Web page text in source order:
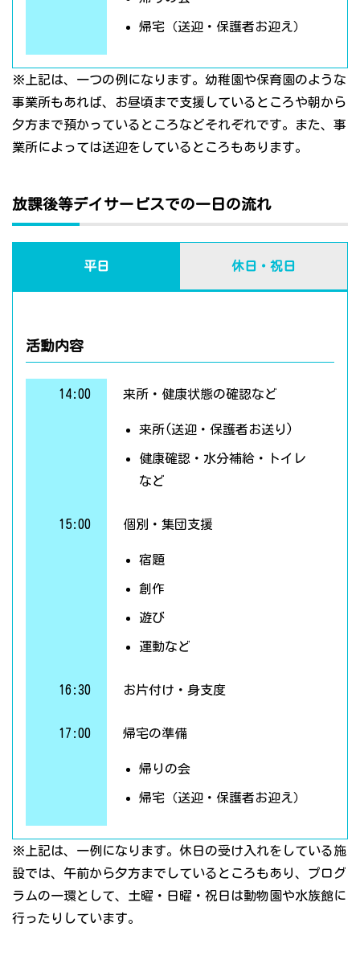
帰宅（送迎・保護者お迎え）
※上記は、一つの例になります。幼稚園や保育園のような
事業所もあれば、お昼頃まで支援しているところや朝から
夕方まで預かっているところなどそれぞれです。また、事
業所によっては送迎をしているところもあります。
放課後等デイサービスでの一日の流れ
平日 休日・祝日
活動内容
14:00 来所・健康状態の確認など
来所(送迎・保護者お送り)
健康確認・水分補給・トイレ
など
15:00 個別・集団支援
宿題
創作
遊び
運動など
16:30 お片付け・身支度
17:00 帰宅の準備
帰りの会
帰宅（送迎・保護者お迎え）
※上記は、一例になります。休日の受け入れをしている施
設では、午前から夕方までしているところもあり、プログ
ラムの一環として、土曜・日曜・祝日は動物園や水族館に
行ったりしています。